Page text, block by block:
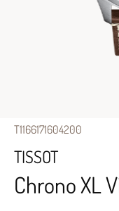
T1166171604200
TISSOT
Chrono XL